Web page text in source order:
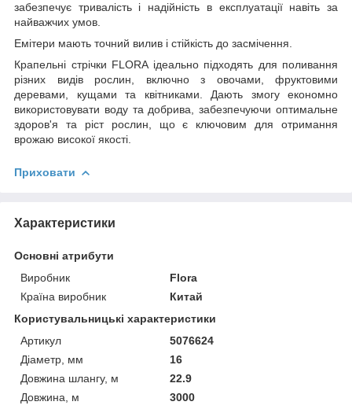
забезпечує тривалість і надійність в експлуатації навіть за
найважчих умов.
Емітери мають точний вилив і стійкість до засмічення.
Крапельні стрічки FLORA ідеально підходять для поливання
різних видів рослин, включно з овочами, фруктовими
деревами, кущами та квітниками. Дають змогу економно
використовувати воду та добрива, забезпечуючи оптимальне
здоров'я та ріст рослин, що є ключовим для отримання
врожаю високої якості.
Приховати
Характеристики
Основні атрибути
Виробник
Flora
Країна виробник
Китай
Користувальницькі характеристики
Артикул
5076624
Діаметр, мм
16
Довжина шлангу, м
22.9
Довжина, м
3000